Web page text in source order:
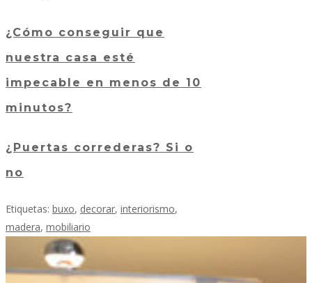
¿Cómo conseguir que
nuestra casa esté
impecable en menos de 10
minutos?
¿Puertas correderas? Si o
no
Etiquetas: buxo, decorar, interiorismo,
madera, mobiliario